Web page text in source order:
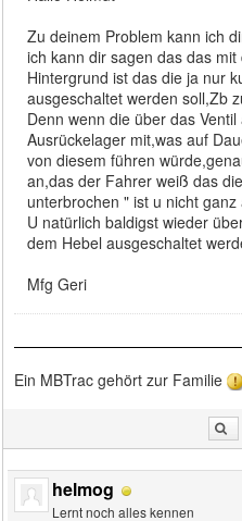
Zu deinem Problem kann ich
ich kann dir sagen das das
Hintergrund ist das die ja nur
ausgeschaltet werden soll,Zb
Denn wenn die über das
Ausrückelager mit,was auf
von diesem führen
an,das der Fahrer weiß das
unterbrochen " ist u nicht ganz
U natürlich baldigst wieder
dem Hebel ausgeschaltet
Mfg Geri
Ein MBTrac gehört zur Familie
helmog
Lernt noch alles kennen